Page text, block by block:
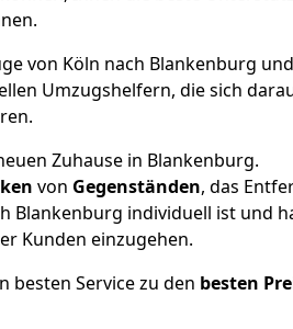
von Köln nach Blankenburg
Umzugshelfern, die sich
Zuhause in Blankenburg.
von Gegenständen, das
Blankenburg individuell ist und
Kunden einzugehen.
besten Service zu den besten